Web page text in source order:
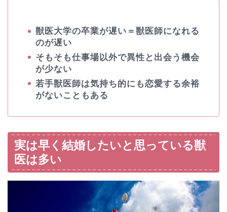
獣医大学の卒業が遅い＝獣医師になれる
のが遅い
そもそも仕事場以外で異性と出会う機会
が少ない
若手獣医師は気持ち的にも恋愛する余裕
がないこともある
実は早く結婚したいと思っている獣
医は多い